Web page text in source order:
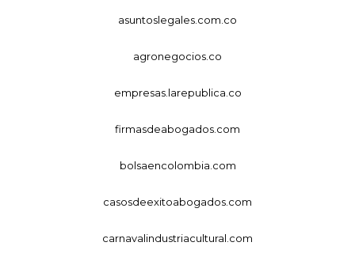
asuntoslegales.com.co
agronegocios.co
empresas.larepublica.co
firmasdeabogados.com
bolsaencolombia.com
casosdeexitoabogados.com
carnavalindustriacultural.com